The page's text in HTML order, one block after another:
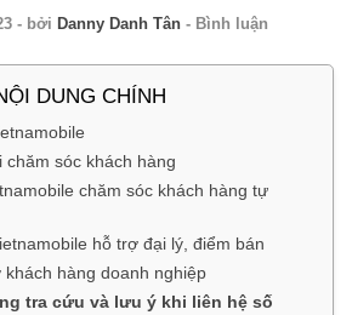
- bởi Danny Danh Tân - Bình luận
DUNG CHÍNH
chăm sóc khách hàng
chăm sóc khách hàng tự
hỗ trợ đại lý, điểm bán
hàng doanh nghiệp
tra cứu và lưu ý khi liên hệ số